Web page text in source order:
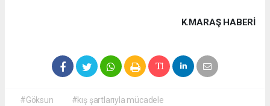
K.MARAŞ HABERİ
#Göksun #kış şartlarıyla mücadele